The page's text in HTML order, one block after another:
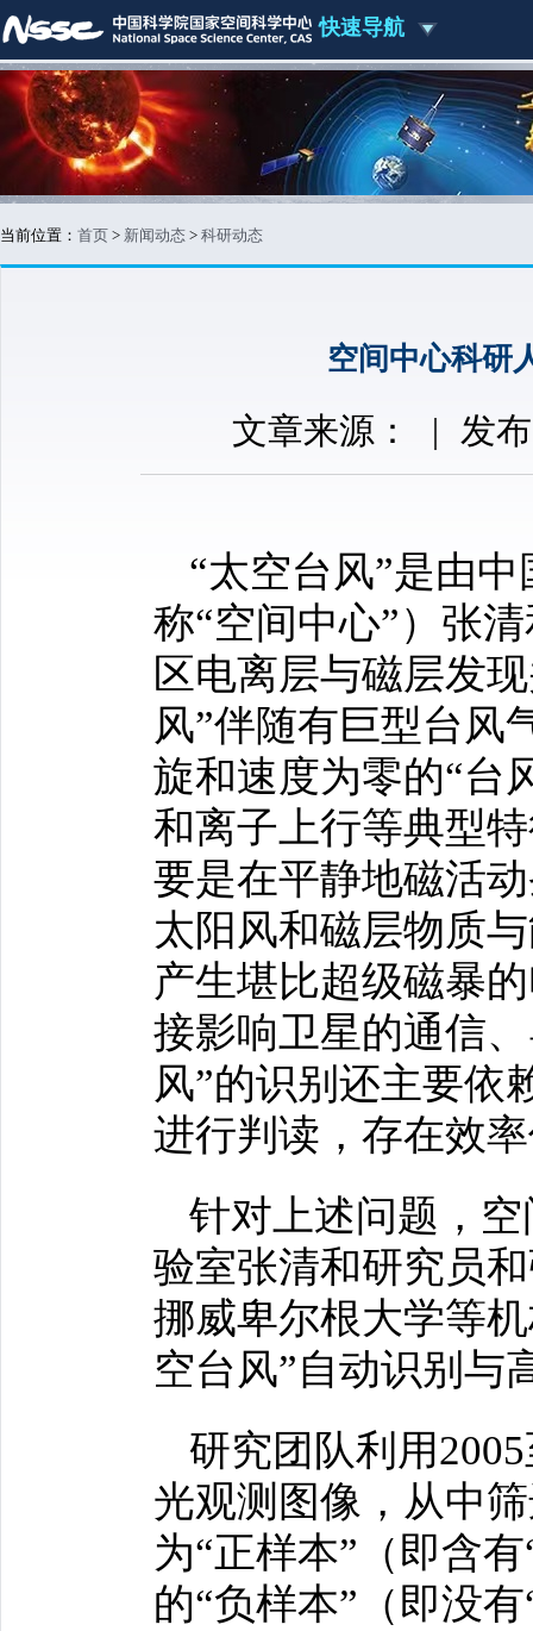
快速导航
当前位置： 首页 > 新闻动态 > 科研动态
空间中心科研
文章来源： | 发
“太空台风”是由
称“空间中心”）张
区电离层与磁层发
风”伴随有巨型台风
旋和速度为零的“台
和离子上行等典型
要是在平静地磁活
太阳风和磁层物质
产生堪比超级磁暴
接影响卫星的通信
风”的识别还主要依
进行判读，存在效
针对上述问题，
验室张清和研究员
挪威卑尔根大学等
空台风”自动识别与
研究团队利用
光观测图像，从中
为“正样本”（即含有
的“负样本”（即没